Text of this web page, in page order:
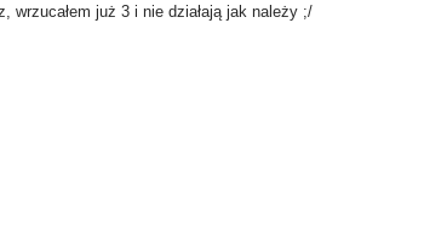
wrzucałem już 3 i nie działają jak należy ;/